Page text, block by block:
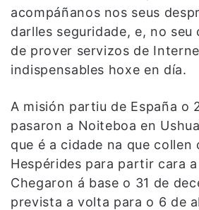
acompáñanos nos seus
darlles seguridade, e, no seu
de prover servizos de
indispensables hoxe en día.
A misión partiu de España o
pasaron a Noiteboa en
que é a cidade na que collen
Hespérides para partir cara
Chegaron á base o 31 de
prevista a volta para o 6 de